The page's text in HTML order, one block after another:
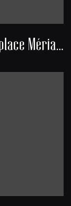
Marché à la brocante sur la place Mériadeck